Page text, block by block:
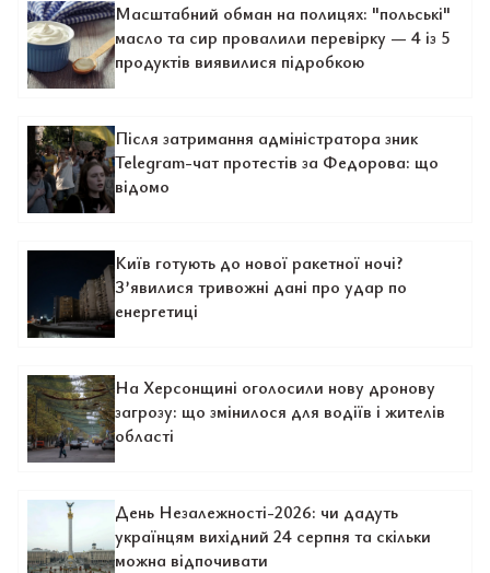
Масштабний обман на полицях: "польські"
масло та сир провалили перевірку — 4 із 5
продуктів виявилися підробкою
Після затримання адміністратора зник
Telegram-чат протестів за Федорова: що
відомо
Київ готують до нової ракетної ночі?
З’явилися тривожні дані про удар по
енергетиці
На Херсонщині оголосили нову дронову
загрозу: що змінилося для водіїв і жителів
області
День Незалежності-2026: чи дадуть
українцям вихідний 24 серпня та скільки
можна відпочивати